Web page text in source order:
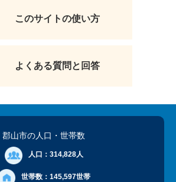
このサイトの使い方
よくある質問と回答
郡山市の人口 ・世帯数
人口： 314,828人
世帯数： 145,597世帯